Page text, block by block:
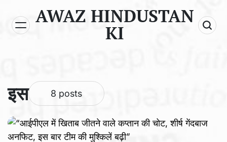
content
AWAZ HINDUSTAN
KI
इस 8 posts